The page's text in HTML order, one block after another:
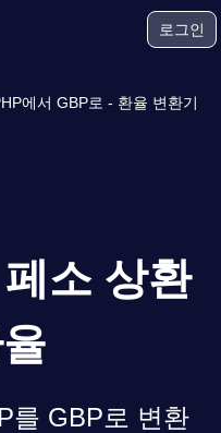
로그인
에서 GBP로 - 환율 변환기
소 상환
를 GBP로 변환